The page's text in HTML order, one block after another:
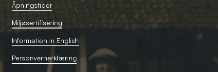
Åpningstider
Miljøsertifisering
Information in English
Personvernerklæring